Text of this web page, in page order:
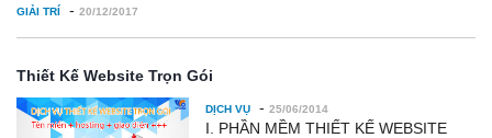
GIẢI TRÍ - 20/12/2017
Thiết Kế Website Trọn Gói
DỊCH VỤ - 25/06/2014
I. PHẦN MỀM THIẾT KẾ WEBSITE